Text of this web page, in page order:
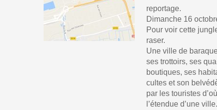
reportage.
Dimanche 16
Pour voir cette
raser.
Une ville de
ses trottoirs, ses
boutiques, ses
cultes et son
par les touristes
l’étendue d’une